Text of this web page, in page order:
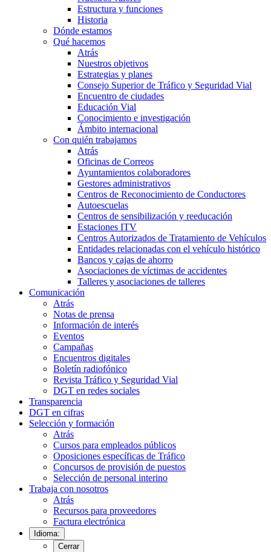
Estructura y funciones
Historia
Dónde estamos
Qué hacemos
Atrás
Nuestros objetivos
Estrategias y planes
Consejo Superior de Tráfico y Seguridad Vial
Encuentro de ciudades
Educación Vial
Conocimiento e investigación
Ámbito internacional
Con quién trabajamos
Atrás
Oficinas de Correos
Ayuntamientos colaboradores
Gestores administrativos
Centros de Reconocimiento de Conductores
Autoescuelas
Centros de sensibilización y reeducación
Estaciones ITV
Centros Autorizados de Tratamiento de Vehículos
Entidades relacionadas con el vehículo histórico
Bancos y cajas de ahorro
Asociaciones de víctimas de accidentes
Talleres y asociaciones de talleres
Comunicación
Atrás
Notas de prensa
Información de interés
Eventos
Campañas
Encuentros digitales
Boletín radiofónico
Revista Tráfico y Seguridad Vial
DGT en redes sociales
Transparencia
DGT en cifras
Selección y formación
Atrás
Cursos para empleados públicos
Oposiciones específicas de Tráfico
Concursos de provisión de puestos
Selección de personal interino
Trabaja con nosotros
Atrás
Recursos para proveedores
Factura electrónica
Idioma:
Cerrar